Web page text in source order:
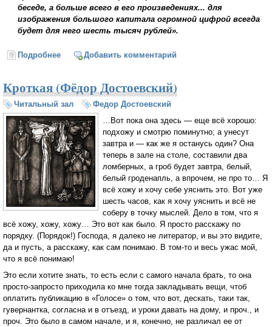
беседе, а больше всего в его произведениях... для
изображения большого капитала огромной цифрой всегда
будет для него шесть тысяч рублей».
Подробнее о О Достоевском (Иосиф Бродский)
Добавить комментарий
Кроткая (Фёдор Достоевский)
Читальный зал
Федор Достоевский
…Вот пока она здесь — еще всё хорошо:
подхожу и смотрю поминутно; а унесут
завтра и — как же я останусь один? Она
теперь в зале на столе, составили два
ломберных, а гроб будет завтра, белый,
белый гроденапль, а впрочем, не про то… Я
всё хожу и хочу себе уяснить это. Вот уже
шесть часов, как я хочу уяснить и всё не
соберу в точку мыслей. Дело в том, что я
всё хожу, хожу, хожу… Это вот как было. Я просто расскажу по
порядку. (Порядок!) Господа, я далеко не литератор, и вы это видите,
да и пусть, а расскажу, как сам понимаю. В том-то и весь ужас мой,
что я всё понимаю!
Это если хотите знать, то есть если с самого начала брать, то она
просто-запросто приходила ко мне тогда закладывать вещи, чтоб
оплатить публикацию в «Голосе» о том, что вот, дескать, таки так,
гувернантка, согласна и в отъезд, и уроки давать на дому, и проч., и
проч. Это было в самом начале, и я, конечно, не различал ее от